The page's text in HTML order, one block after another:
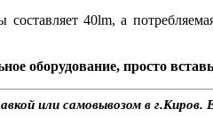
составляет 40lm, а
оборудование, просто
или самовывозом в